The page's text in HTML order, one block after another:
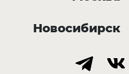
Новосибирск